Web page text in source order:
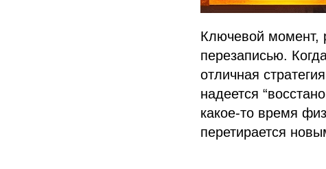
Ключевой момент,
перезаписью.
отличная
надеется
какое-то время
перетирается